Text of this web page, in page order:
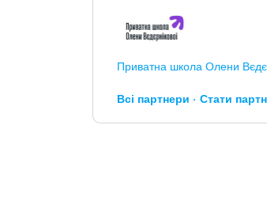
Приватна школа Олени
Всі партнери Стати